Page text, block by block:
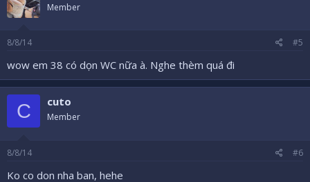
Member
8/8/14 #5
wow em 38 có dọn WC nữa à. Nghe thèm quá đi
C cuto
Member
8/8/14 #6
Ko co don nha ban, hehe